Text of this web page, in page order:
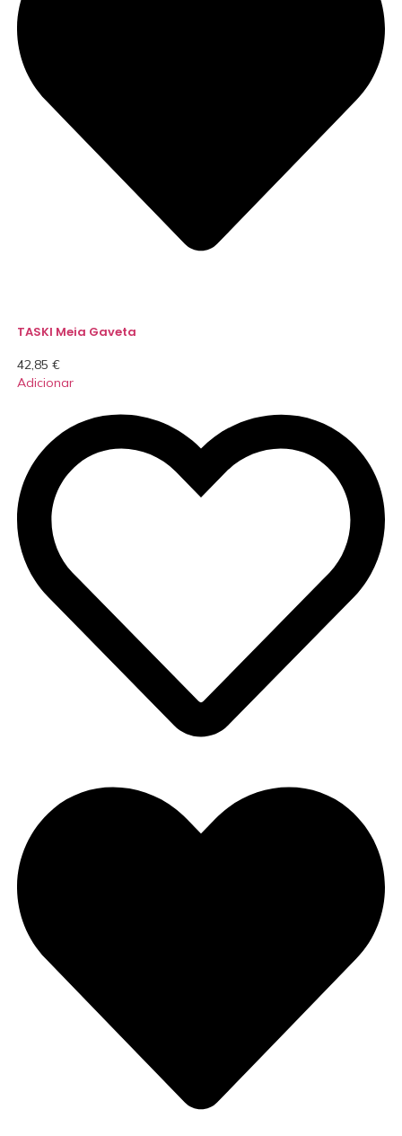
TASKI Meia Gaveta
42,85 €
Adicionar